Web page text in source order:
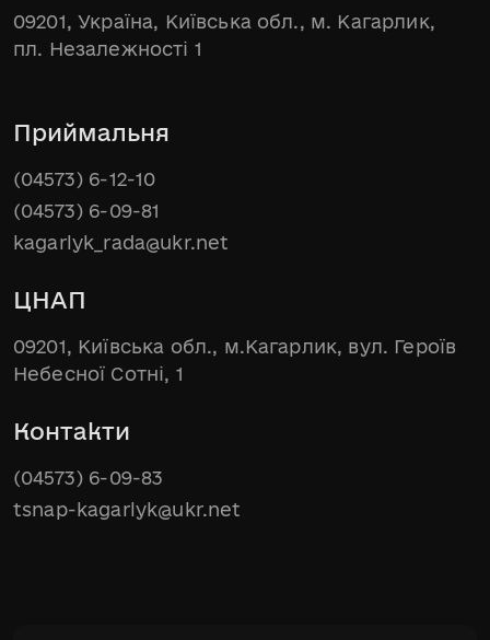
09201, Україна, Київська обл., м. Кагарлик,
пл. Незалежності 1
Приймальня
(04573) 6-12-10
(04573) 6-09-81
kagarlyk_rada@ukr.net
ЦНАП
09201, Київська обл., м.Кагарлик, вул. Героїв
Небесної Сотні, 1
Контакти
(04573) 6-09-83
tsnap-kagarlyk@ukr.net